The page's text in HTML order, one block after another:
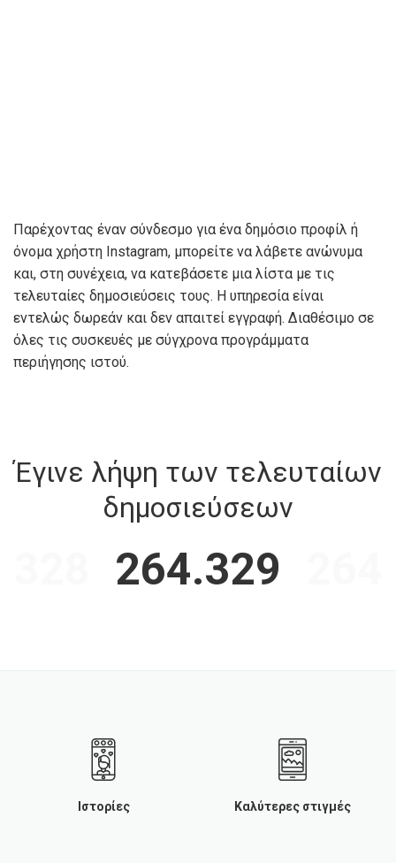
Παρέχοντας έναν σύνδεσμο για ένα δημόσιο προφίλ ή
όνομα χρήστη Instagram, μπορείτε να λάβετε ανώνυμα
και, στη συνέχεια, να κατεβάσετε μια λίστα με τις
τελευταίες δημοσιεύσεις τους. Η υπηρεσία είναι
εντελώς δωρεάν και δεν απαιτεί εγγραφή. Διαθέσιμο σε
όλες τις συσκευές με σύγχρονα προγράμματα
περιήγησης ιστού.
Έγινε λήψη των τελευταίων
δημοσιεύσεων
264.329
Ιστορίες Καλύτερες στιγμές